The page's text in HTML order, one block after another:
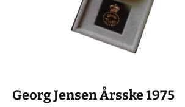
Georg Jensen Årsske 1975